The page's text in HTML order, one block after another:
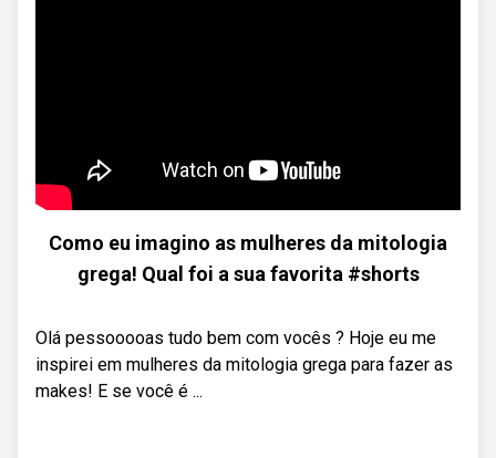
Como eu imagino as mulheres da mitologia
grega! Qual foi a sua favorita #shorts
Olá pessooooas tudo bem com vocês ? Hoje eu me
inspirei em mulheres da mitologia grega para fazer as
makes! E se você é ...